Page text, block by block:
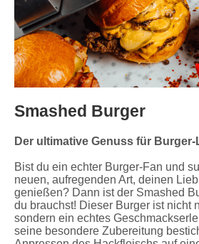
Smashed Burger
Der ultimative Genuss für
Bist du ein echter Burger-Fan und
neuen, aufregenden Art, deinen
genießen? Dann ist der Smashed
du brauchst! Dieser Burger ist nicht
sondern ein echtes
seine besondere Zubereitung